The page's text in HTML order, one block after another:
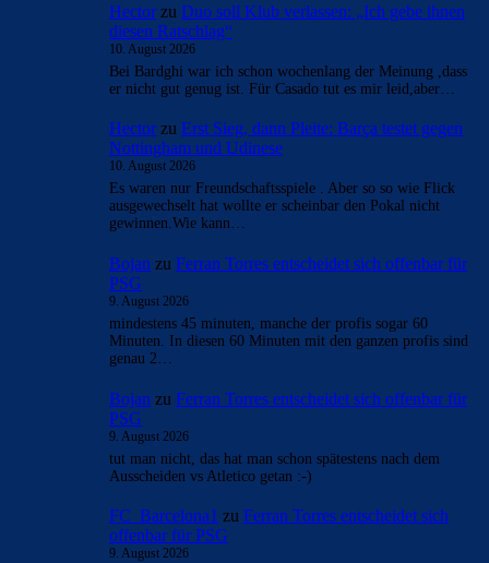
Hectorzu Duo soll Klub verlassen: „Ich gebe ihnen
diesen Ratschlag“
10. August 2026
Bei Bardghi war ich schon wochenlang der Meinung ,dass
er nicht gut genug ist. Für Casado tut es mir leid,aber…
Hectorzu Erst Sieg, dann Pleite: Barça testet gegen
Nottingham und Udinese
10. August 2026
Es waren nur Freundschaftsspiele . Aber so so wie Flick
ausgewechselt hat wollte er scheinbar den Pokal nicht
gewinnen.Wie kann…
Bojan zu Ferran Torres entscheidet sich offenbar für
PSG
9. August 2026
mindestens 45 minuten, manche der profis sogar 60
Minuten. In diesen 60 Minuten mit den ganzen profis sind
genau 2…
Bojan zu Ferran Torres entscheidet sich offenbar für
PSG
9. August 2026
tut man nicht, das hat man schon spätestens nach dem
Ausscheiden vs Atletico getan :-)
FC_Barcelona1 zu Ferran Torres entscheidet sich
offenbar für PSG
9. August 2026